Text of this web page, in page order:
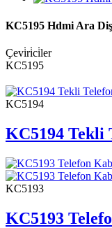
KC5195 Hdmi Ara
Çevi̇ri̇ci̇ler
KC5195
KC5194
KC5194 Tekli
KC5193
KC5193